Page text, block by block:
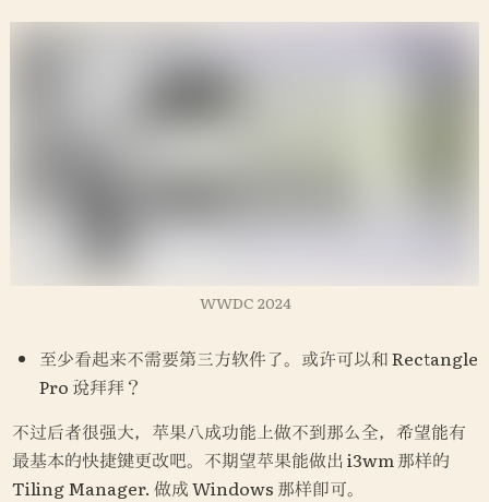
WWDC 2024
至少看起来不需要第三方软件了。或许可以和 Rectangle
Pro 说拜拜？
不过后者很强大，苹果八成功能上做不到那么全，希望能有
最基本的快捷键更改吧。不期望苹果能做出 i3wm 那样的
Tiling Manager. 做成 Windows 那样即可。